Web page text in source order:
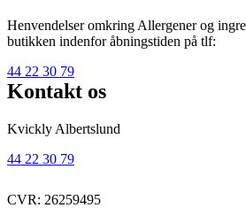
Henvendelser omkring Allergener og
butikken indenfor åbningstiden på tlf:
44 22 30 79
Kontakt os
Kvickly Albertslund
44 22 30 79
CVR: 26259495